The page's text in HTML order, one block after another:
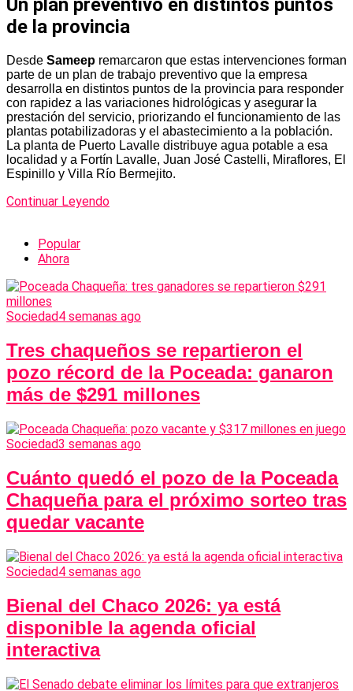
Un plan preventivo en distintos puntos
de la provincia
Desde Sameep remarcaron que estas intervenciones forman
parte de un plan de trabajo preventivo que la empresa
desarrolla en distintos puntos de la provincia para responder
con rapidez a las variaciones hidrológicas y asegurar la
prestación del servicio, priorizando el funcionamiento de las
plantas potabilizadoras y el abastecimiento a la población.
La planta de Puerto Lavalle distribuye agua potable a esa
localidad y a Fortín Lavalle, Juan José Castelli, Miraflores, El
Espinillo y Villa Río Bermejito.
Continuar Leyendo
Popular
Ahora
Sociedad4 semanas ago
Tres chaqueños se repartieron el
pozo récord de la Poceada: ganaron
más de $291 millones
Sociedad3 semanas ago
Cuánto quedó el pozo de la Poceada
Chaqueña para el próximo sorteo tras
quedar vacante
Sociedad4 semanas ago
Bienal del Chaco 2026: ya está
disponible la agenda oficial
interactiva